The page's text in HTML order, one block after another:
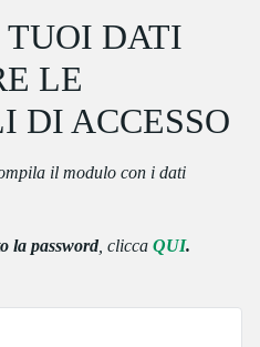
DATI
LE
DI ACCESSO
il modulo con i dati
la password, clicca QUI.